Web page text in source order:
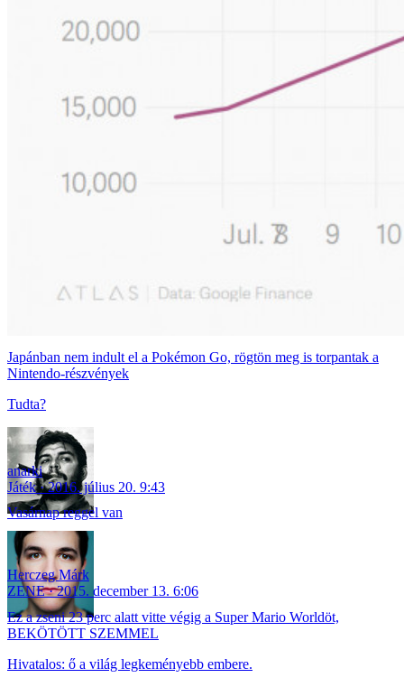
Japánban nem indult el a Pokémon Go, rögtön meg is torpantak a
Nintendo-részvények
Tudta?
anarki
Játék
2016. július 20. 9:43
Vasárnap reggel van
Herczeg Márk
ZENE
2015. december 13. 6:06
Ez a zseni 23 perc alatt vitte végig a Super Mario Worldöt,
BEKÖTÖTT SZEMMEL
Hivatalos: ő a világ legkeményebb embere.